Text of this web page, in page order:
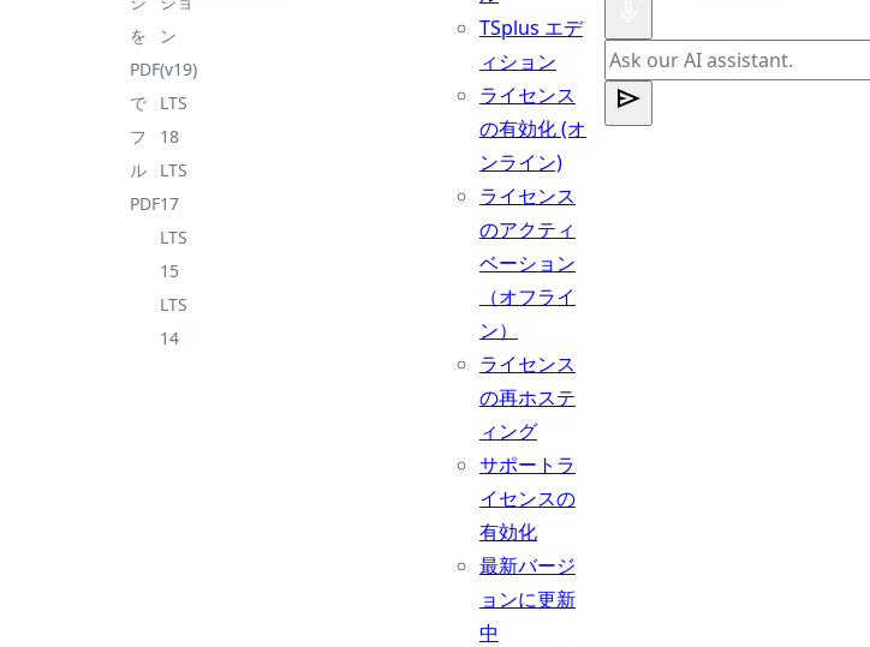
を
PDF
で
フ
ル
PDF
ン
(v19)
LTS
18
LTS
17
LTS
15
LTS
14
TSplus エデ
ィション
ライセンス
の有効化 (オ
ンライン)
ライセンス
のアクティ
ベーション
（オフライ
ン）
ライセンス
の再ホステ
ィング
サポートラ
イセンスの
有効化
最新バージ
ョンに更新
中